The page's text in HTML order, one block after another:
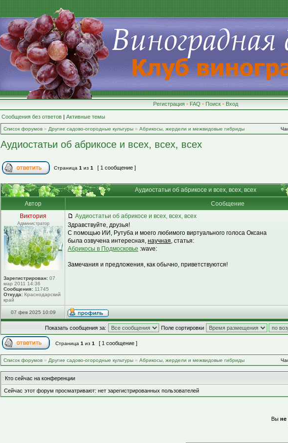
Регистрация • FAQ • Поиск • Вход
Сообщения без ответов | Активные темы
Список форумов » Другие садово-огородные культуры » Абрикосы, жердели и межвидовые гибриды
Аудиостатьи об абрикосе и всех, всех, всех
Страница 1 из 1 [ 1 сообщение ]
Аудиостатьи об абрикосе и всех, всех, всех
Автор
Сообщение
Виктория
Администратор
Зарегистрирован: 07
мар 2011 14:36
Сообщения: 11745
Откуда: Краснодарский
край
Аудиостатьи об абрикосе и всех, всех, всех
Здравствуйте, друзья!
С помощью ИИ, Рутуба и моего любимого виртуального голоса Оксана
была озвучена интересная, научная, статья:
Абрикосы в Подмосковье :wave:
Замечания и предложения, как обычно, приветствуются!
07 фев 2025 10:09
Показать сообщения за: Поле сортировки
Страница 1 из 1 [ 1 сообщение ]
Список форумов » Другие садово-огородные культуры » Абрикосы, жердели и межвидовые гибриды
Кто сейчас на конференции
Сейчас этот форум просматривают: нет зарегистрированных пользователей
Вы не